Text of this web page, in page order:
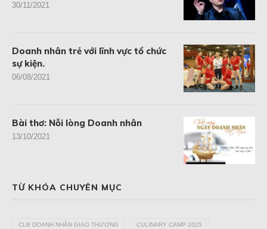
30/11/2021
Doanh nhân trẻ với lĩnh vực tổ chức
sự kiện.
06/08/2021
Bài thơ: Nỗi lòng Doanh nhân
13/10/2021
TỪ KHÓA CHUYÊN MỤC
CLB DOANH NHÂN GIAO THƯƠNG CULINARY CAMP 2025